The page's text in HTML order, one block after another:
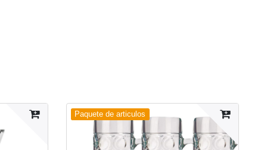
Paquete de articulos